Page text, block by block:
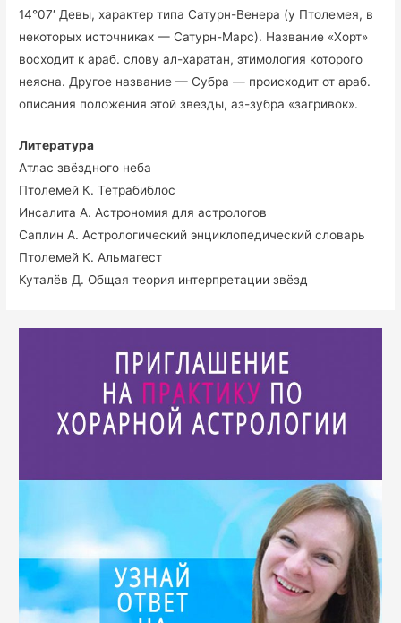
14°07′ Девы, характер типа Сатурн-Венера (у Птолемея, в
некоторых источниках — Сатурн-Марс). Название «Хорт»
восходит к араб. слову ал-харатан, этимология которого
неясна. Другое название — Субра — происходит от араб.
описания положения этой звезды, аз-зубра «загривок».
Литература
Атлас звёздного неба
Птолемей К. Тетрабиблос
Инсалита А. Астрономия для астрологов
Саплин А. Астрологический энциклопедический словарь
Птолемей К. Альмагест
Куталёв Д. Общая теория интерпретации звёзд